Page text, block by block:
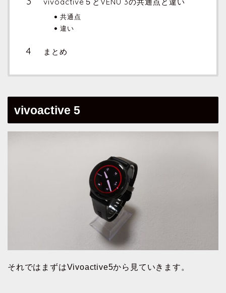
vivoactive５とVENU 3の共通点と違い
共通点
違い
まとめ
vivoactive 5
それではまずはVivoactive5から見ていきます。